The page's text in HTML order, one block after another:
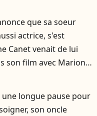
que sa soeur
actrice, s'est
Canet venait de lui
son film avec Marion
une longue pause pour
son oncle